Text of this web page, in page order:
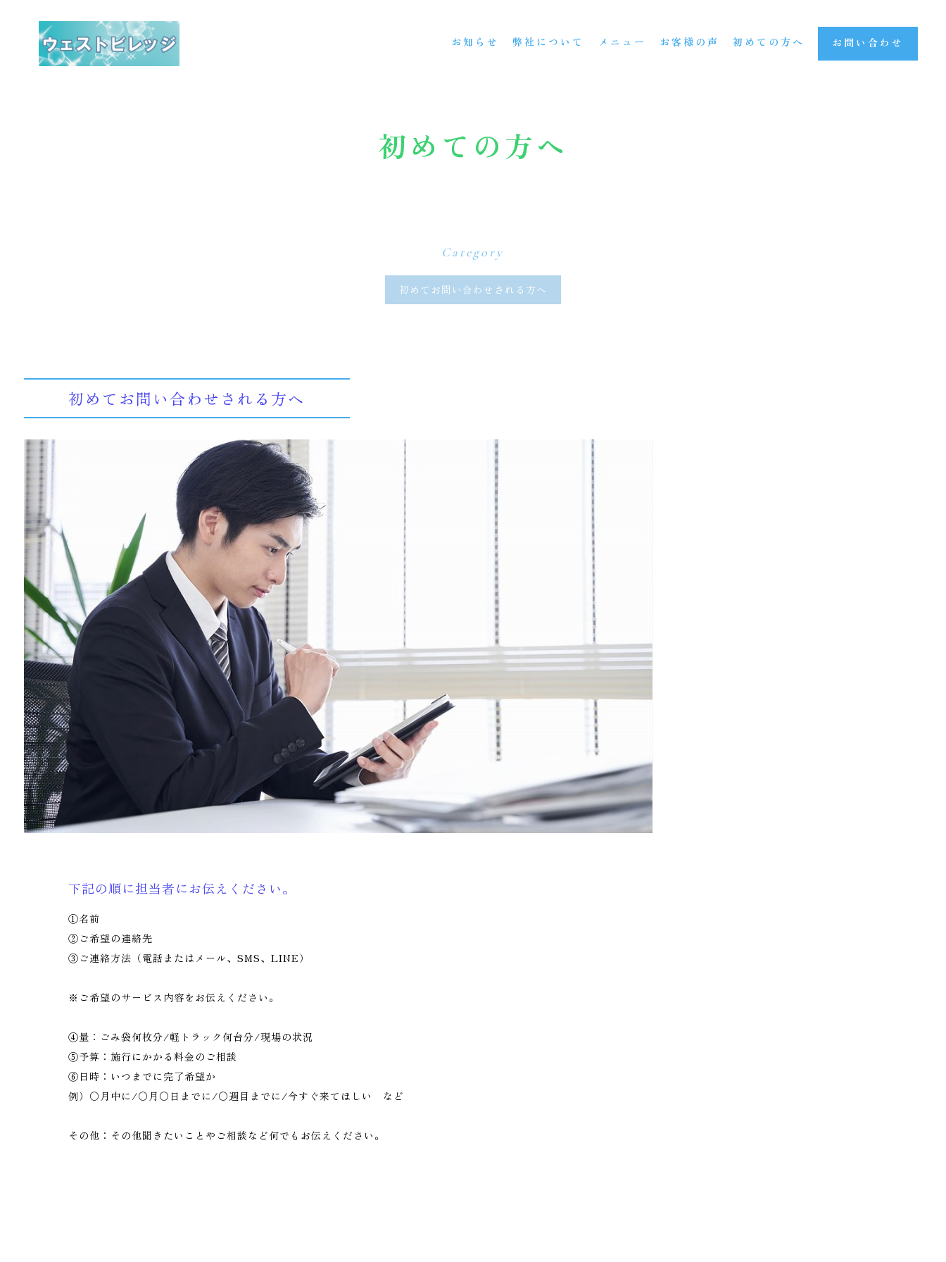
お知らせ 弊社について メニュー お客様の声 初めての方へ お問い合わせ
初めての方へ
初めてお問い合わせされる方へ
初めてお問い合わせされる方へ
下記の順に担当者にお伝えください。
①名前
②ご希望の連絡先
③ご連絡方法（電話またはメール、SMS、LINE）
※ご希望のサービス内容をお伝えください。
④量：ごみ袋何枚分/軽トラック何台分/現場の状況
⑤予算：施行にかかる料金のご相談
⑥日時：いつまでに完了希望か
例）〇月中に/〇月〇日までに/〇週目までに/今すぐ来てほしい など
その他：その他聞きたいことやご相談など何でもお伝えください。